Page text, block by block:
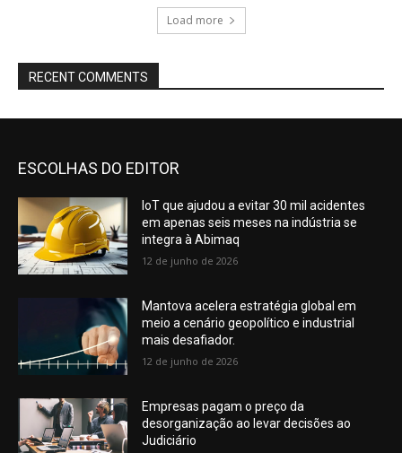
Load more
RECENT COMMENTS
ESCOLHAS DO EDITOR
IoT que ajudou a evitar 30 mil acidentes
em apenas seis meses na indústria se
integra à Abimaq
12 de junho de 2026
Mantova acelera estratégia global em
meio a cenário geopolítico e industrial
mais desafiador.
12 de junho de 2026
Empresas pagam o preço da
desorganização ao levar decisões ao
Judiciário